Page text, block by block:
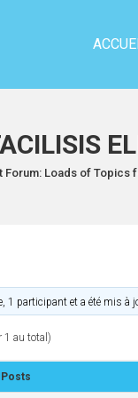
Forum: Loads of Topics
1 participant et a été mis à
1 au total)
Posts